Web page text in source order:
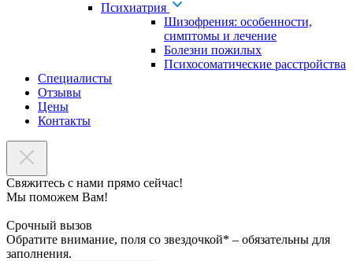
Психиатрия
Шизофрения: особенности,
симптомы и лечение
Болезни пожилых
Психосоматические расстройства
Специалисты
Отзывы
Цены
Контакты
Свяжитесь с нами прямо сейчас!
Мы поможем Вам!
Срочный вызов
Обратите внимание, поля со звездочкой* – обязательны для
заполнения.